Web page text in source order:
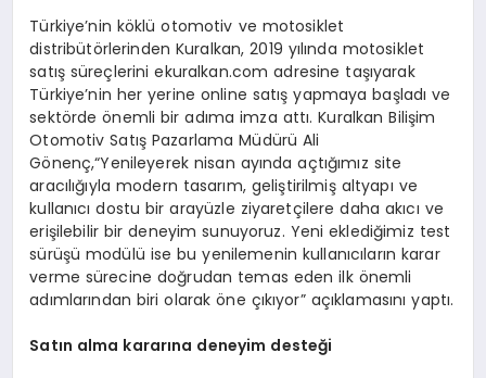
Türkiye’nin köklü otomotiv ve motosiklet
distribütörlerinden Kuralkan, 2019 yılında motosiklet
satış süreçlerini ekuralkan.com adresine taşıyarak
Türkiye’nin her yerine online satış yapmaya başladı ve
sektörde önemli bir adıma imza attı. Kuralkan Bilişim
Otomotiv Satış Pazarlama Müdürü Ali
Gönenç,“Yenileyerek nisan ayında açtığımız site
aracılığıyla modern tasarım, geliştirilmiş altyapı ve
kullanıcı dostu bir arayüzle ziyaretçilere daha akıcı ve
erişilebilir bir deneyim sunuyoruz. Yeni eklediğimiz test
sürüşü modülü ise bu yenilemenin kullanıcıların karar
verme sürecine doğrudan temas eden ilk önemli
adımlarından biri olarak öne çıkıyor” açıklamasını yaptı.
Satın alma kararına deneyim desteği